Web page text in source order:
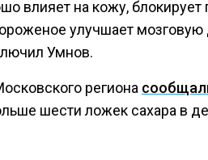
влияет на кожу,
улучшает мозговую
Умнов.
региона
шести ложек сахара в